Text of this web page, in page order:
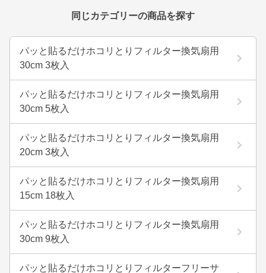
同じカテゴリーの商品を探す
パッと貼るだけホコリとりフィルター換気扇用
30cm 3枚入
パッと貼るだけホコリとりフィルター換気扇用
30cm 5枚入
パッと貼るだけホコリとりフィルター換気扇用
20cm 3枚入
パッと貼るだけホコリとりフィルター換気扇用
15cm 18枚入
パッと貼るだけホコリとりフィルター換気扇用
30cm 9枚入
パッと貼るだけホコリとりフィルターフリーサ